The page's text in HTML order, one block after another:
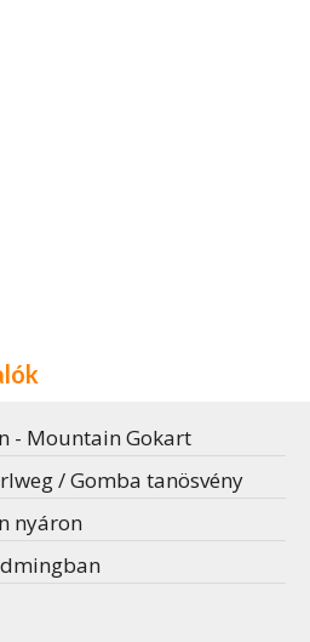
- Mountain Gokart
/ Gomba tanösvény
nyáron